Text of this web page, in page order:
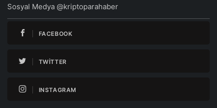
Sosyal Medya @kriptoparahaber
FACEBOOK
TWITTER
INSTAGRAM